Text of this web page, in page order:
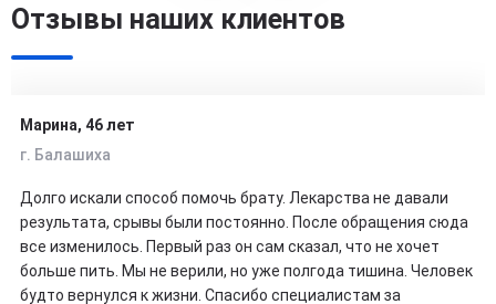
Отзывы наших клиентов
Марина, 46 лет
г. Балашиха
Долго искали способ помочь брату. Лекарства не давали
результата, срывы были постоянно. После обращения сюда
все изменилось. Первый раз он сам сказал, что не хочет
больше пить. Мы не верили, но уже полгода тишина. Человек
будто вернулся к жизни. Спасибо специалистам за